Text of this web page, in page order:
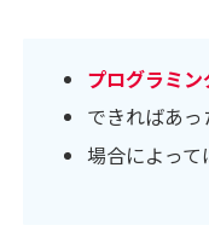
プログラミ
できればあ
場合によっ